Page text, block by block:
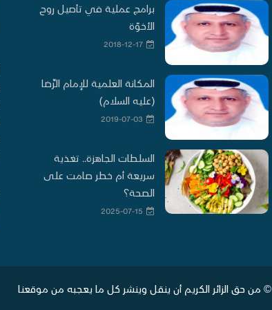
برامج عملية في تأصيل روح
الأخوّة
2018-12-17
المكانة العلمية للإمام الرِّضا
(عليه السلام)
2019-07-03
السلطات الجاهزة.. تغذية
سريعة أم خطر صامت على
الصحة؟
2025-07-15
© من حق الزائر الكريم أن ينقل وينشر كل ما يعجبه من موقعنا